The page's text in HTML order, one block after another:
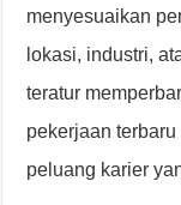
menyesuaikan
lokasi, industri,
teratur
pekerjaan
peluang karier